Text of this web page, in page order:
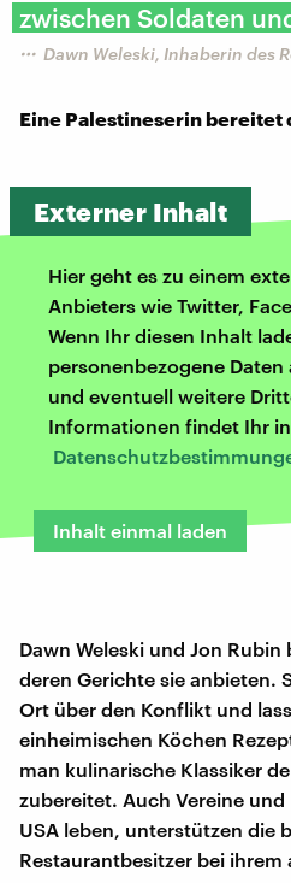
zwischen Soldaten
Dawn Weleski, Inhaberin des
Eine Palestineserin bereitet
Externer Inhalt
Hier geht es zu einem
Anbieters wie Twitter,
Wenn Ihr diesen Inhalt
personenbezogene
und eventuell weitere
Informationen findet Ihr
Inhalt einmal laden
Dawn Weleski und Jon Rubin
deren Gerichte sie anbieten.
Ort über den Konflikt und
einheimischen Köchen
man kulinarische Klassiker
zubereitet. Auch Vereine und
USA leben, unterstützen die
Restaurantbesitzer bei